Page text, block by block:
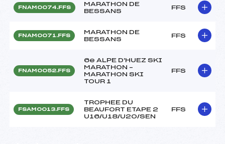
FNAM0074.FFS
MARATHON DE
BESSANS
FFS
FNAM0071.FFS
MARATHON DE
BESSANS
FFS
FNAM0052.FFS
6e ALPE D'HUEZ SKI
MARATHON –
MARATHON SKI
TOUR 1
FFS
FSAM0013.FFS
TROPHEE DU
BEAUFORT ETAPE 2
U16/U18/U20/SEN
FFS